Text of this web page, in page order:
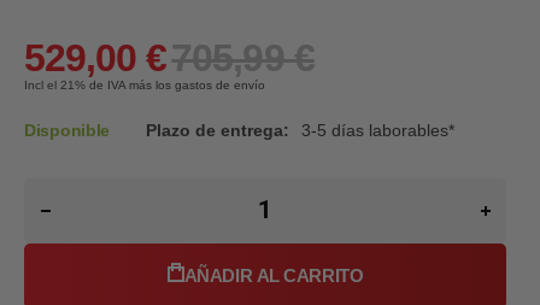
529,00 €705,99 €
Incl el 21% de IVA más los gastos de envío
Disponible Plazo de entrega: 3-5 días laborables*
AÑADIR AL CARRITO